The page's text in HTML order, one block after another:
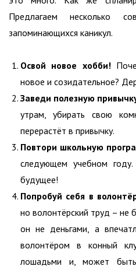
Предлагаем несколько
запоминающихся каникул.
Освой новое хобби!
новое и созидательное?
Заведи полезную
утрам, убирать свою
перерастёт в привычку.
Повтори школьную
следующем учебном
будущее!
Попробуй себя в
но волонтёрский труд – не
он не деньгами, а
волонтёром в конный
лошадьми и, может